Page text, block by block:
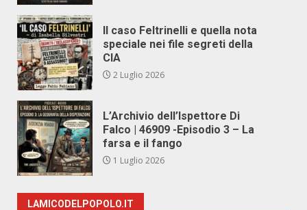
Il caso Feltrinelli e quella nota
speciale nei file segreti della
CIA
2 Luglio 2026
L’Archivio dell’Ispettore Di
Falco | 46909 -Episodio 3 – La
farsa e il fango
1 Luglio 2026
LAMICODELPOPOLO.IT